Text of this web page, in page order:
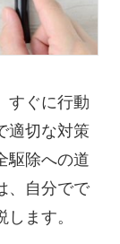
すぐに行動
適切な対策
駆除への道
、自分でで
ます。